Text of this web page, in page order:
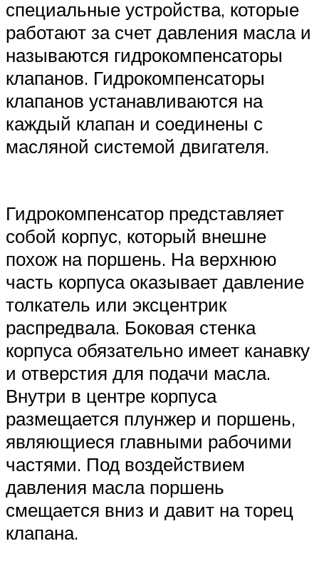
специальные устройства, которые
работают за счет давления масла и
называются гидрокомпенсаторы
клапанов. Гидрокомпенсаторы
клапанов устанавливаются на
каждый клапан и соединены с
масляной системой двигателя.
Гидрокомпенсатор представляет
собой корпус, который внешне
похож на поршень. На верхнюю
часть корпуса оказывает давление
толкатель или эксцентрик
распредвала. Боковая стенка
корпуса обязательно имеет канавку
и отверстия для подачи масла.
Внутри в центре корпуса
размещается плунжер и поршень,
являющиеся главными рабочими
частями. Под воздействием
давления масла поршень
смещается вниз и давит на торец
клапана.